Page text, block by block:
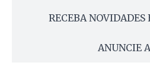
RECEBA
ANUNCIE